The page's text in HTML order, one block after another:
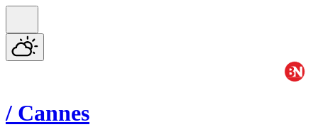
/ Cannes